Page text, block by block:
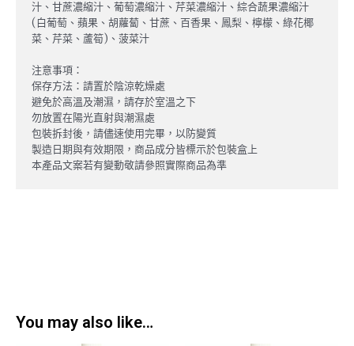
You may also like…
汁、甘蔗濃縮汁、葡萄濃縮汁、芹菜濃縮汁、綜合蔬果濃縮汁
(白葡萄、蘋果、胡蘿蔔、甘蔗、百香果、鳳梨、檸檬、綠花椰
菜、芹菜、蘆筍)、菠菜汁
注意事項：
保存方法：請置於陰涼乾燥處
避免於高溫及潮濕，請存於室溫之下
勿放置在陽光直射與潮濕處
包裝拆封後，請儘速使用完畢，以防變質
製造日期與有效期限，商品成分皆標示於包裝盒上
本產品文案若有變動敬請參照實際商品為準